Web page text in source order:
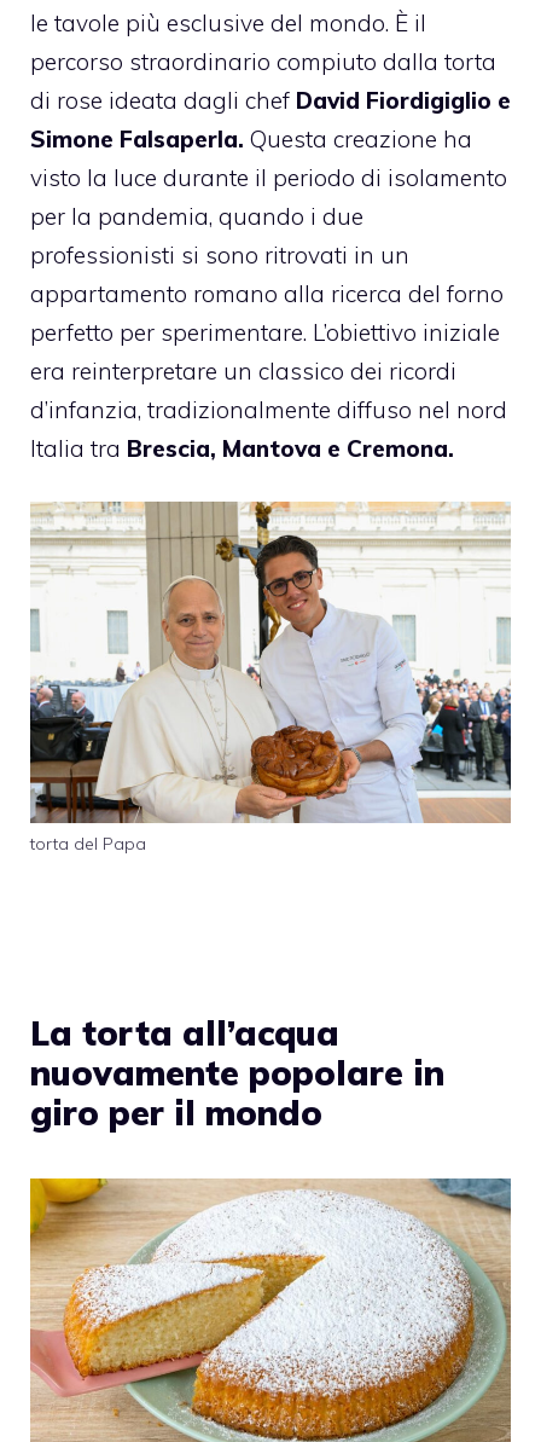
le tavole più esclusive del mondo. È il
percorso straordinario compiuto dalla torta
di rose ideata dagli chef David Fiordigiglio e
Simone Falsaperla. Questa creazione ha
visto la luce durante il periodo di isolamento
per la pandemia, quando i due
professionisti si sono ritrovati in un
appartamento romano alla ricerca del forno
perfetto per sperimentare. L’obiettivo iniziale
era reinterpretare un classico dei ricordi
d’infanzia, tradizionalmente diffuso nel nord
Italia tra Brescia, Mantova e Cremona.
torta del Papa
La torta all’acqua
nuovamente popolare in
giro per il mondo